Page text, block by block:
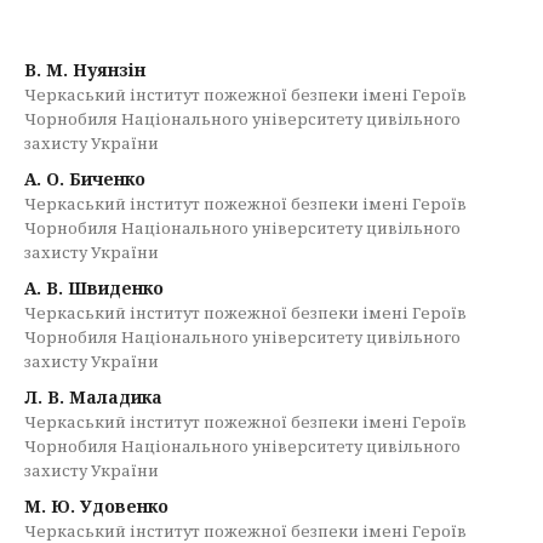
В. М. Нуянзін
Черкаський інститут пожежної безпеки імені Героїв
Чорнобиля Національного університету цивільного
захисту України
А. О. Биченко
Черкаський інститут пожежної безпеки імені Героїв
Чорнобиля Національного університету цивільного
захисту України
А. В. Швиденко
Черкаський інститут пожежної безпеки імені Героїв
Чорнобиля Національного університету цивільного
захисту України
Л. В. Маладика
Черкаський інститут пожежної безпеки імені Героїв
Чорнобиля Національного університету цивільного
захисту України
М. Ю. Удовенко
Черкаський інститут пожежної безпеки імені Героїв